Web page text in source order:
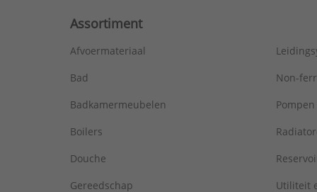
Assortiment
Afvoermateriaal
Bad
Badkamermeubelen
Boilers
Douche
Gereedschap
Non-
Pompen
Utiliteit